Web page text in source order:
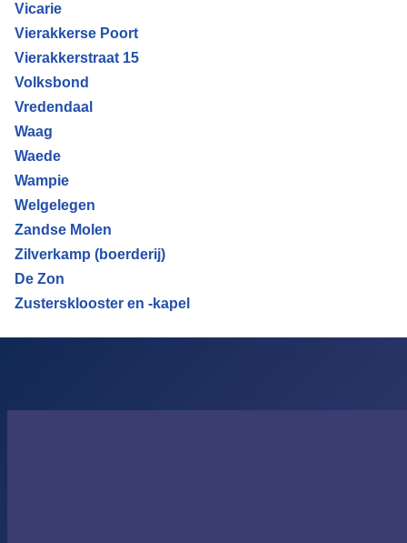
Vicarie
Vierakkerse Poort
Vierakkerstraat 15
Volksbond
Vredendaal
Waag
Waede
Wampie
Welgelegen
Zandse Molen
Zilverkamp (boerderij)
De Zon
Zustersklooster en -kapel